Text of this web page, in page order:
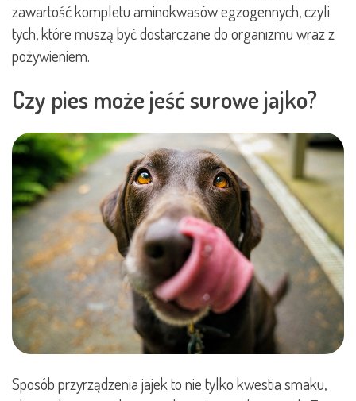
zawartość kompletu aminokwasów egzogennych, czyli
tych, które muszą być dostarczane do organizmu wraz z
pożywieniem.
Czy pies może jeść surowe jajko?
Sposób przyrządzenia jajek to nie tylko kwestia smaku,